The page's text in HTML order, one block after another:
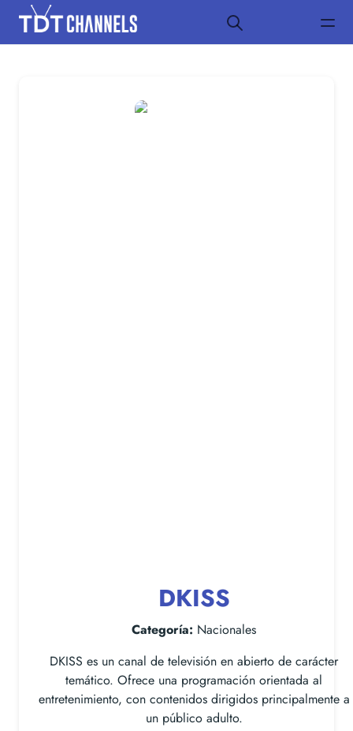
DKISS
Categoría: Nacionales
DKISS es un canal de televisión en abierto de carácter
temático. Ofrece una programación orientada al
entretenimiento, con contenidos dirigidos principalmente a
un público adulto.